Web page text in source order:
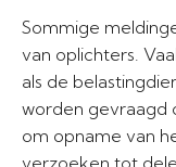
Sommige
van oplichters.
als de
worden gevraagd
om opname van
verzoeken tot